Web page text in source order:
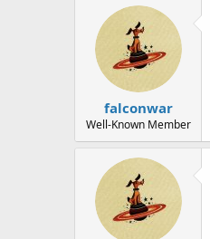
falconwar
Well-Known Member